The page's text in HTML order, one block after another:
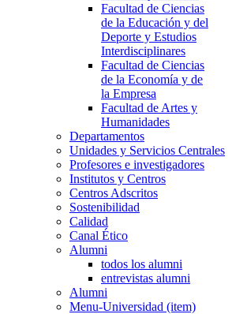
Facultad de Ciencias
de la Educación y del
Deporte y Estudios
Interdisciplinares
Facultad de Ciencias
de la Economía y de
la Empresa
Facultad de Artes y
Humanidades
Departamentos
Unidades y Servicios Centrales
Profesores e investigadores
Institutos y Centros
Centros Adscritos
Sostenibilidad
Calidad
Canal Ético
Alumni
todos los alumni
entrevistas alumni
Alumni
Menu-Universidad (item)